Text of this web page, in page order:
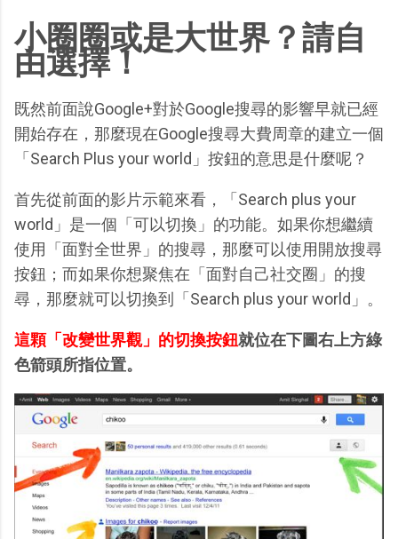
小圈圈或是大世界？請自
由選擇！
既然前面說Google+對於Google搜尋的影響早就已經
開始存在，那麼現在Google搜尋大費周章的建立一個
「Search Plus your world」按鈕的意思是什麼呢？
首先從前面的影片示範來看，「Search plus your
world」是一個「可以切換」的功能。如果你想繼續
使用「面對全世界」的搜尋，那麼可以使用開放搜尋
按鈕；而如果你想聚焦在「面對自己社交圈」的搜
尋，那麼就可以切換到「Search plus your world」。
這顆「改變世界觀」的切換按鈕就位在下圖右上方綠
色箭頭所指位置。